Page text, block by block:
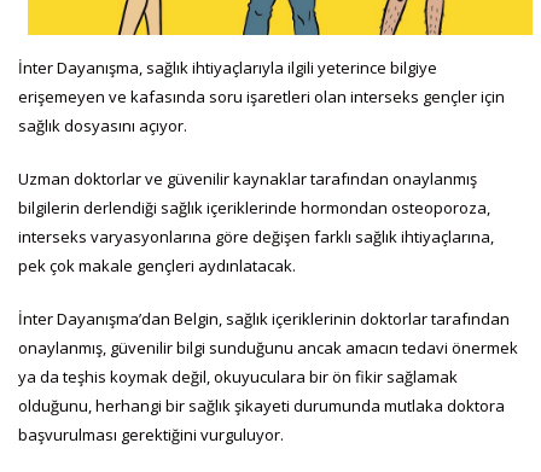
İnter Dayanışma, sağlık ihtiyaçlarıyla ilgili yeterince bilgiye
erişemeyen ve kafasında soru işaretleri olan interseks gençler için
sağlık dosyasını açıyor.
Uzman doktorlar ve güvenilir kaynaklar tarafından onaylanmış
bilgilerin derlendiği sağlık içeriklerinde hormondan osteoporoza,
interseks varyasyonlarına göre değişen farklı sağlık ihtiyaçlarına,
pek çok makale gençleri aydınlatacak.
İnter Dayanışma’dan Belgin, sağlık içeriklerinin doktorlar tarafından
onaylanmış, güvenilir bilgi sunduğunu ancak amacın tedavi önermek
ya da teşhis koymak değil, okuyuculara bir ön fikir sağlamak
olduğunu, herhangi bir sağlık şikayeti durumunda mutlaka doktora
başvurulması gerektiğini vurguluyor.